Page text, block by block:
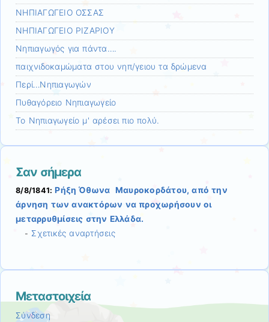
ΝΗΠΙΑΓΩΓΕΙΟ ΟΣΣΑΣ
ΝΗΠΙΑΓΩΓΕΙΟ ΡΙΖΑΡΙΟΥ
Νηπιαγωγός για πάντα….
παιχνιδοκαμώματα στου νηπ/γειου τα δρώμενα
Περί…Νηπιαγωγών
Πυθαγόρειο Νηπιαγωγείο
Το Νηπιαγωγείο μ' αρέσει πιο πολύ.
Σαν σήμερα
8/8/1841: Ρήξη Όθωνα  Μαυροκορδάτου, από την
άρνηση των ανακτόρων να προχωρήσουν οι
μεταρρυθμίσεις στην Ελλάδα.
-Σχετικές αναρτήσεις
Μεταστοιχεία
Σύνδεση